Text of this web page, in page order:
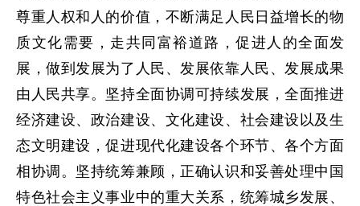
尊重人权和人的价值，不断满足人民日益增长的物
质文化需要，走共同富裕道路，促进人的全面发
展，做到发展为了人民、发展依靠人民、发展成果
由人民共享。坚持全面协调可持续发展，全面推进
经济建设、政治建设、文化建设、社会建设以及生
态文明建设，促进现代化建设各个环节、各个方面
相协调。坚持统筹兼顾，正确认识和妥善处理中国
特色社会主义事业中的重大关系，统筹城乡发展、